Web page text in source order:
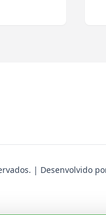
| Desenvolvido